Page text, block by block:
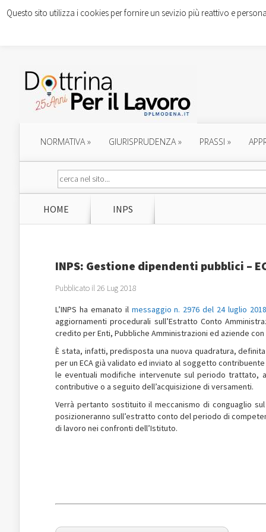
NORMATIVA» GIURISPRUDENZA» PRASSI »
HOME INPS
INPS: Gestione dipendenti pubblici –
Pubblicato il 26 Lug 2018
L’INPS ha emanato il messaggio n. 2976 del 24 luglio 2018
aggiornamenti procedurali sull’Estratto Conto
credito per Enti, Pubbliche Amministrazioni ed aziende
È stata, infatti, predisposta una nuova quadratura,
per un ECA già validato ed inviato al soggetto
le eventuali modifiche intervenute sul periodo trattato,
contributive o a seguito dell’acquisizione di versamenti.
Verrà pertanto sostituito il meccanismo di conguaglio
posizioneranno sull’estratto conto del periodo di
di lavoro nei confronti dell’Istituto.
Questo sito utilizza i cookies per fornire un sevizio più reattivo e